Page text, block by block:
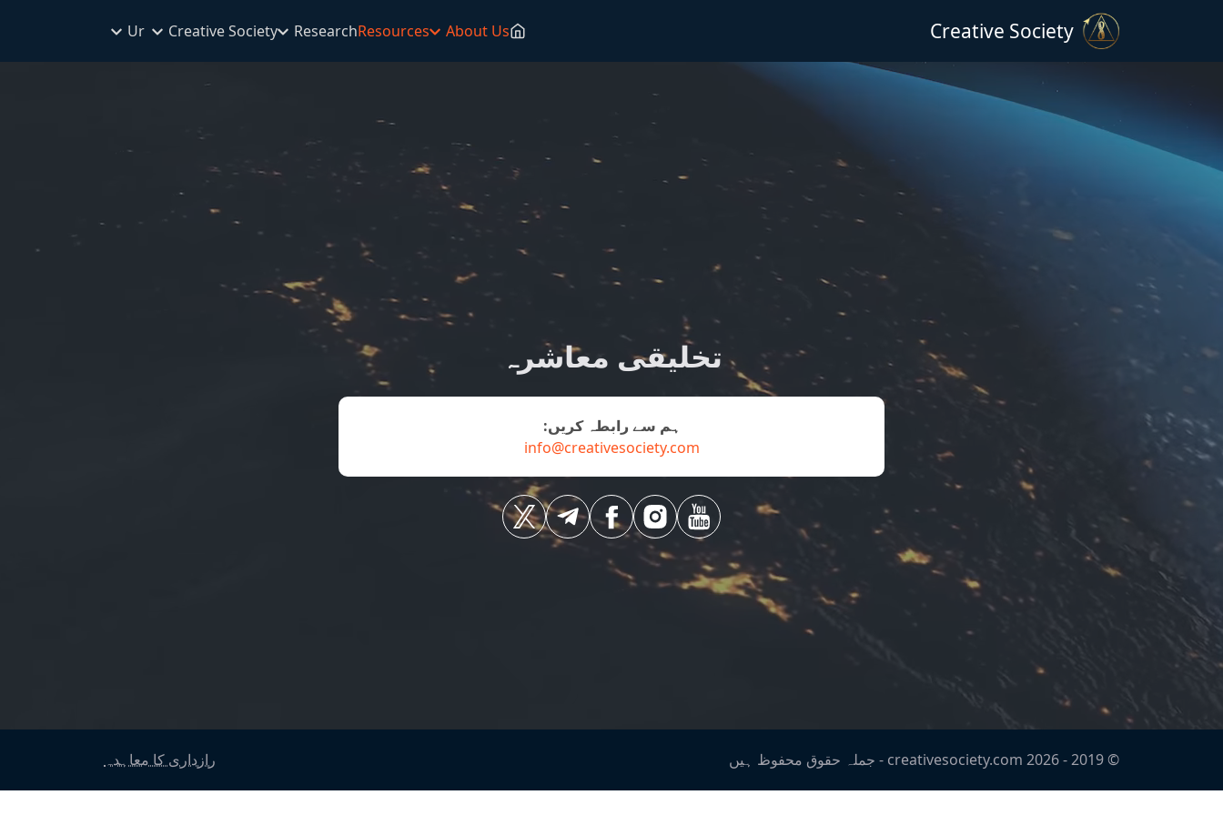
Creative Society
About Us
Resources
Research
Creative Society
Ur
تخلیقی معاشرہ
ہم سے رابطہ کریں:
info@creativesociety.com
© 2019 -
2026 جملہ حقوق محفوظ ہیں رازداری کا معاہدہ